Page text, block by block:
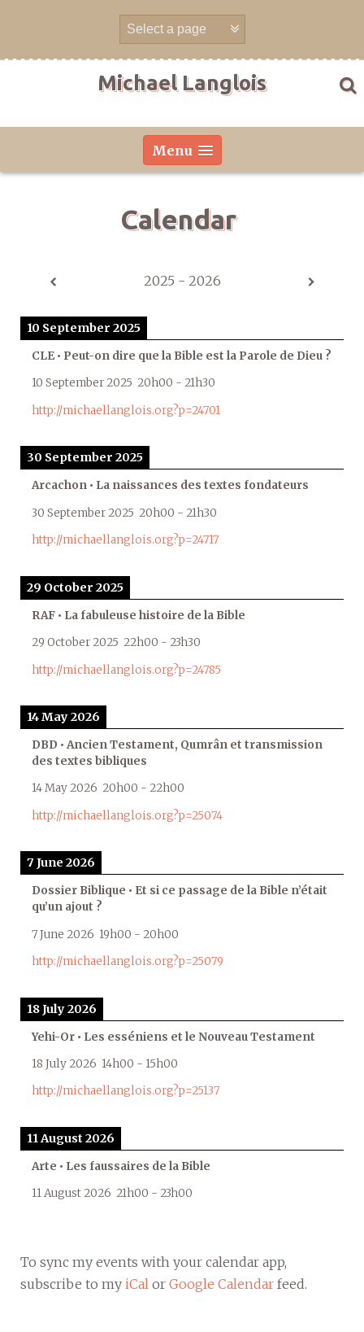
Michael Langlois
Menu
Calendar
2025 - 2026
10 September 2025
CLE • Peut-on dire que la Bible est la Parole de Dieu ?
10 September 2025 20h00 - 21h30
http://michaellanglois.org?p=24701
30 September 2025
Arcachon • La naissances des textes fondateurs
30 September 2025 20h00 - 21h30
http://michaellanglois.org?p=24717
29 October 2025
RAF • La fabuleuse histoire de la Bible
29 October 2025 22h00 - 23h30
http://michaellanglois.org?p=24785
14 May 2026
DBD • Ancien Testament, Qumrân et transmission
des textes bibliques
14 May 2026 20h00 - 22h00
http://michaellanglois.org?p=25074
7 June 2026
Dossier Biblique • Et si ce passage de la Bible n’était
qu’un ajout ?
7 June 2026 19h00 - 20h00
http://michaellanglois.org?p=25079
18 July 2026
Yehi-Or • Les esséniens et le Nouveau Testament
18 July 2026 14h00 - 15h00
http://michaellanglois.org?p=25137
11 August 2026
Arte • Les faussaires de la Bible
11 August 2026 21h00 - 23h00
To sync my events with your calendar app,
subscribe to my iCal or Google Calendar feed.